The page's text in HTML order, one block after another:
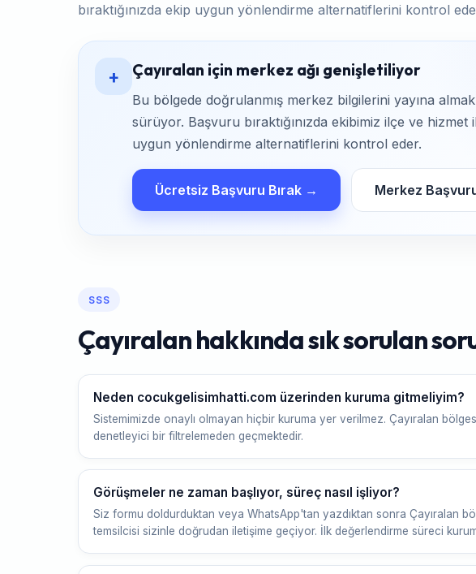
bıraktığınızda ekip uygun yönlendirme alternatiflerini kontrol
+ Çayıralan için merkez ağı genişletiliyor
Bu bölgede doğrulanmış merkez bilgilerini yayına almak
sürüyor. Başvuru bıraktığınızda ekibimiz ilçe ve hizmet
uygun yönlendirme alternatiflerini kontrol eder.
Ücretsiz Başvuru Bırak → Merkez
SSS
Çayıralan hakkında sık sorulan
Neden cocukgelisimhatti.com üzerinden kuruma gitmeliyim?
Sistemimizde onaylı olmayan hiçbir kuruma yer verilmez. Çayıralan
denetleyici bir filtrelemeden geçmektedir.
Görüşmeler ne zaman başlıyor, süreç nasıl işliyor?
Siz formu doldurduktan veya WhatsApp'tan yazdıktan sonra Çayıralan
temsilcisi sizinle doğrudan iletişime geçiyor. İlk değerlendirme süreci